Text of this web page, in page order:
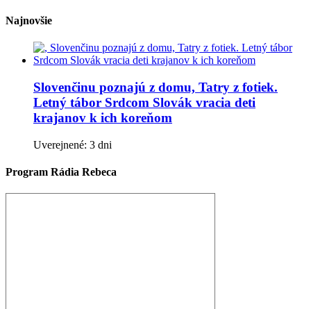
Najnovšie
Slovenčinu poznajú z domu, Tatry z fotiek.
Letný tábor Srdcom Slovák vracia deti
krajanov k ich koreňom
Uverejnené: 3 dni
Program Rádia Rebeca